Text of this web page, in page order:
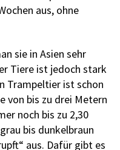
aus, ohne
sie in Asien sehr
Tiere ist jedoch stark
Trampeltier ist schon
von bis zu drei Metern
noch bis zu 2,30
bis dunkelbraun
aus. Dafür gibt es